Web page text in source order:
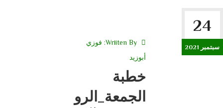
24
سبتمبر 2021
Wriiten By: فوزي
أبوزيد
خطبة
الجمعة_الرو